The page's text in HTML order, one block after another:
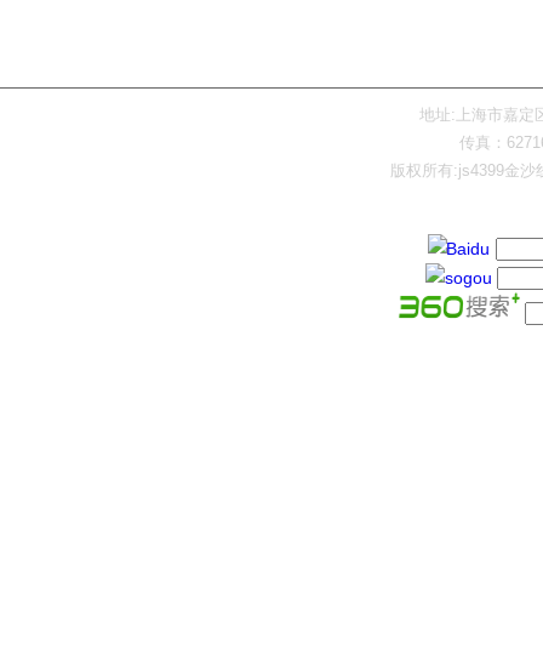
地址:上海市嘉定
传真：
版权所有:js4399金